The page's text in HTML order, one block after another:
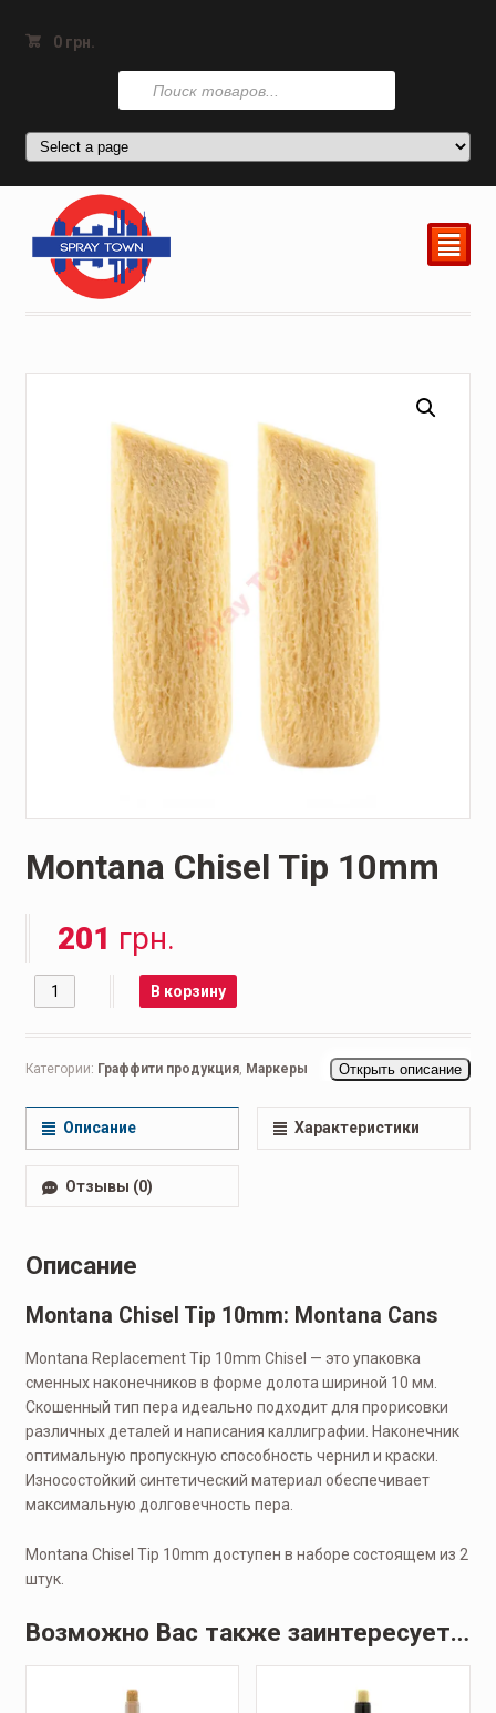
0 грн.
Поиск
товаров
²
Montana Chisel Tip 10mm
201 грн.
Количество В корзину
Категории: Граффити продукция, Маркеры Открыть описание
Описание Характеристики
Отзывы (0)
Описание
Montana Chisel Tip 10mm: Montana Cans
Montana Replacement Tip 10mm Chisel — это упаковка
сменных наконечников в форме долота шириной 10 мм.
Скошенный тип пера идеально подходит для прорисовки
различных деталей и написания каллиграфии. Наконечник
оптимальную пропускную способность чернил и краски.
Износостойкий синтетический материал обеспечивает
максимальную долговечность пера.
Montana Chisel Tip 10mm доступен в наборе состоящем из 2
штук.
Возможно Вас также заинтересует…